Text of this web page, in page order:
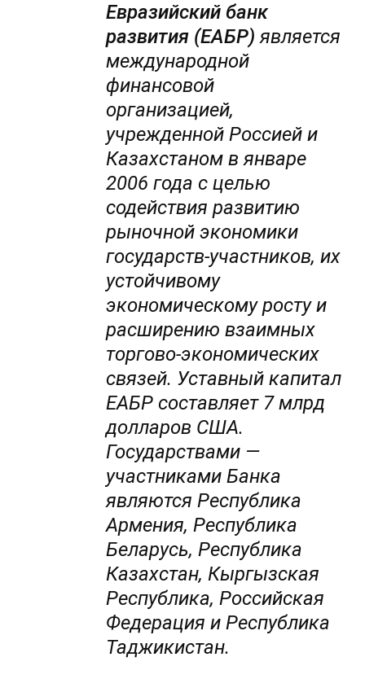
Евразийский банк
развития (ЕАБР) является
международной
финансовой
организацией,
учрежденной Россией и
Казахстаном в январе
2006 года с целью
содействия развитию
рыночной экономики
государств-участников, их
устойчивому
экономическому росту и
расширению взаимных
торгово-экономических
связей. Уставный капитал
ЕАБР составляет 7 млрд
долларов США.
Государствами —
участниками Банка
являются Республика
Армения, Республика
Беларусь, Республика
Казахстан, Кыргызская
Республика, Российская
Федерация и Республика
Таджикистан.